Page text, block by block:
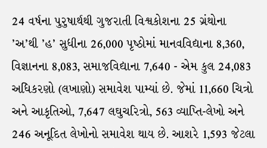
24 વર્ષના પુરુષાર્થથી ગુજરાતી વિશ્વકોશના 25 ગ્રંથોના
'અ'થી 'હ' સુધીના 26,000 પૃષ્ઠોમાં માનવવિદ્યાના 8,360,
વિજ્ઞાનના 8,083, સમાજવિદ્યાના 7,640 - એમ કુલ 24,083
અધિકરણો (લખાણો) સમાવેશ પામ્યાં છે. જેમાં 11,660 ચિત્રો
અને આકૃતિઓ, 7,647 લઘુચરિત્રો, 563 વ્યાપ્તિ-લેખો અને
246 અનૂદિત લેખોનો સમાવેશ થાય છે. આશરે 1,593 જેટલા